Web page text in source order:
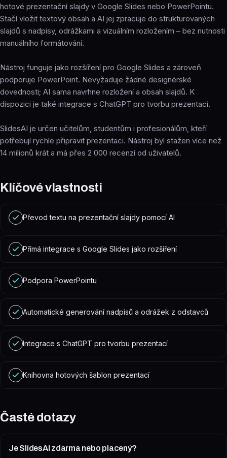
hotové prezentační slajdy v Google Slides nebo PowerPointu.
Stačí vložit textový obsah a AI jej zpracuje do strukturovaných
slajdů s nadpisy, odrážkami a vizuálním rozložením – bez nutnosti
manuálního formátování.
Nástroj funguje jako rozšíření pro Google Slides a zároveň
podporuje PowerPoint. Nevyžaduje žádné designérské
dovednosti; AI sama navrhne rozložení a obsah slajdů. K
dispozici je také integrace s ChatGPT pro tvorbu prezentací.
SlidesAI je určen učitelům, studentům i profesionálům, kteří
potřebují rychle připravit prezentaci. Nástroj byl stažen více než
14 milionů krát a má přes 2 000 recenzí od uživatelů.
Klíčové vlastnosti
Převod textu na prezentační slajdy pomocí AI
Přímá integrace s Google Slides jako rozšíření
Podpora PowerPointu
Automatické generování nadpisů a odrážek z odstavců
Integrace s ChatGPT pro tvorbu prezentací
Knihovna hotových šablon prezentací
Časté dotazy
Je SlidesAI zdarma nebo placený?